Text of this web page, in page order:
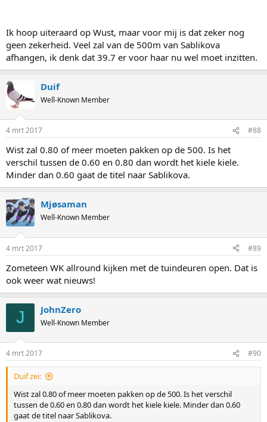
Ik hoop uiteraard op Wust, maar voor mij is dat zeker nog
geen zekerheid. Veel zal van de 500m van Sablikova
afhangen, ik denk dat 39.7 er voor haar nu wel moet inzitten.
Duif
Well-Known Member
4 mrt 2017 #88
Wist zal 0.80 of meer moeten pakken op de 500. Is het
verschil tussen de 0.60 en 0.80 dan wordt het kiele kiele.
Minder dan 0.60 gaat de titel naar Sablikova.
Mjøsaman
Well-Known Member
4 mrt 2017 #89
Zometeen WK allround kijken met de tuindeuren open. Dat is
ook weer wat nieuws!
J JohnZero
Well-Known Member
4 mrt 2017 #90
Duif zei:
Wist zal 0.80 of meer moeten pakken op de 500. Is het verschil
tussen de 0.60 en 0.80 dan wordt het kiele kiele. Minder dan 0.60
gaat de titel naar Sablikova.